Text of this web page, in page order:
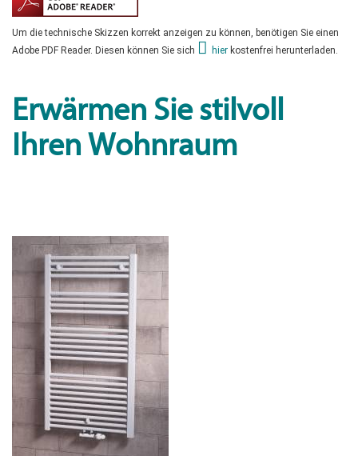
Um die technische Skizzen korrekt anzeigen zu können, benötigen Sie einen
Adobe PDF Reader. Diesen können Sie sich
hier kostenfrei herunterladen.
Erwärmen Sie stilvoll
Ihren Wohnraum